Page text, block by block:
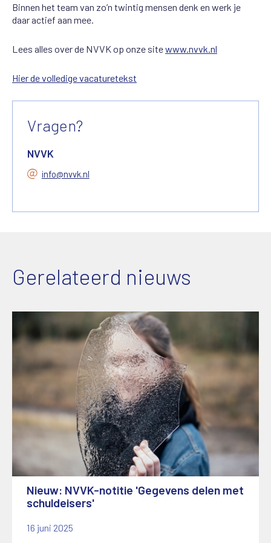
Binnen het team van zo’n twintig mensen denk en werk je
daar actief aan mee.
Lees alles over de NVVK op onze sitewww.nvvk.nl
Hier de volledige vacaturetekst
Vragen?
NVVK
info@nvvk.nl
Gerelateerd nieuws
Nieuw: NVVK-notitie 'Gegevens delen met
schuldeisers'
16 juni 2025